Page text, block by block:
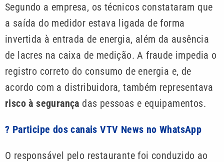
Segundo a empresa, os técnicos constataram que
a saída do medidor estava ligada de forma
invertida à entrada de energia, além da ausência
de lacres na caixa de medição. A fraude impedia o
registro correto do consumo de energia e, de
acordo com a distribuidora, também representava
risco à segurança das pessoas e equipamentos.
? Participe dos canais VTV News no WhatsApp
O responsável pelo restaurante foi conduzido ao